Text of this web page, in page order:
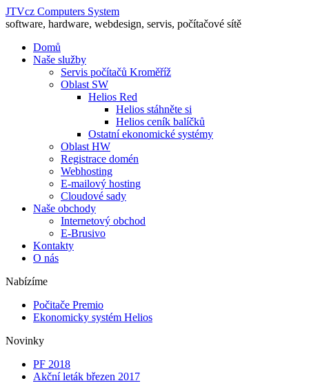
JTVcz Computers System
software, hardware, webdesign, servis, počítačové sítě
Domů
Naše služby
Servis počítačů Kroměříž
Oblast SW
Helios Red
Helios stáhněte si
Helios ceník balíčků
Ostatní ekonomické systémy
Oblast HW
Registrace domén
Webhosting
E-mailový hosting
Cloudové sady
Naše obchody
Internetový obchod
E-Brusivo
Kontakty
O nás
Nabízíme
Počitače Premio
Ekonomicky systém Helios
Novinky
PF 2018
Akční leták březen 2017